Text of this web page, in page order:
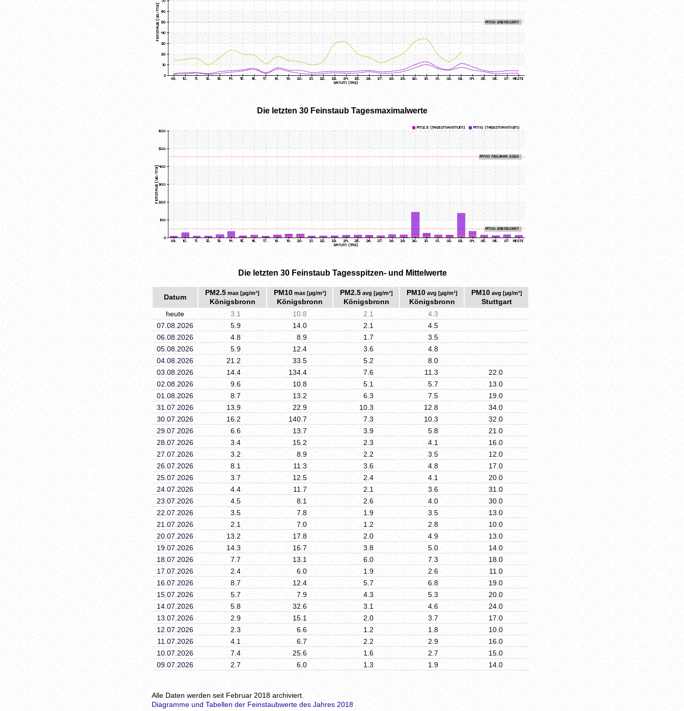
Die letzten 30 Feinstaub Tagesmaximalwerte
Die letzten 30 Feinstaub Tagesspitzen- und Mittelwerte
Datum
PM2.5 max [µg/m³]
Königsbronn
PM10max [µg/m³]
Königsbronn
PM2.5avg [µg/m³]
Königsbronn
PM10avg [µg/m³]
Königsbronn
PM10avg [µg/m³]
Stuttgart
heute
3.1 10.8 2.1
4.3
07.08.2026
5.9 14.0 2.1
4.5
06.08.2026
4.8 8.9 1.7
3.5
05.08.2026
5.9 12.4 3.6
4.8
04.08.2026
21.2 33.5 5.2
8.0
03.08.2026
14.4 134.4 7.6 11.3
22.0
02.08.2026
9.6 10.8 5.1 5.7
13.0
01.08.2026
8.7 13.2 6.3 7.5
19.0
31.07.2026
13.9 22.9 10.3 12.8
34.0
30.07.2026
16.2 140.7 7.3 10.3
32.0
29.07.2026
6.6 13.7 3.9 5.8
21.0
28.07.2026
3.4 15.2 2.3 4.1
16.0
27.07.2026
3.2 8.9 2.2 3.5
12.0
26.07.2026
8.1 11.3 3.6 4.8
17.0
25.07.2026
3.7 12.5 2.4 4.1
20.0
24.07.2026
4.4 11.7 2.1 3.6
31.0
23.07.2026
4.5 8.1 2.6 4.0
30.0
22.07.2026
3.5 7.8 1.9 3.5
13.0
21.07.2026
2.1 7.0 1.2 2.8
10.0
20.07.2026
13.2 17.8 2.0 4.9
13.0
19.07.2026
14.3 16.7 3.8 5.0
14.0
18.07.2026
7.7 13.1 6.0 7.3
18.0
17.07.2026
2.4 6.0 1.9 2.6
11.0
16.07.2026
8.7 12.4 5.7 6.8
19.0
15.07.2026
5.7 7.9 4.3 5.3
20.0
14.07.2026
5.8 32.6 3.1 4.6
24.0
13.07.2026
2.9 15.1 2.0 3.7
17.0
12.07.2026
2.3 6.6 1.2 1.8
10.0
11.07.2026
4.1 6.7 2.2 2.9
16.0
10.07.2026
7.4 25.6 1.6 2.7
15.0
09.07.2026
2.7 6.0 1.3 1.9 14.0
Alle Daten werden seit Februar 2018 archiviert.
Diagramme und Tabellen der Feinstaubwerte des Jahres 2018